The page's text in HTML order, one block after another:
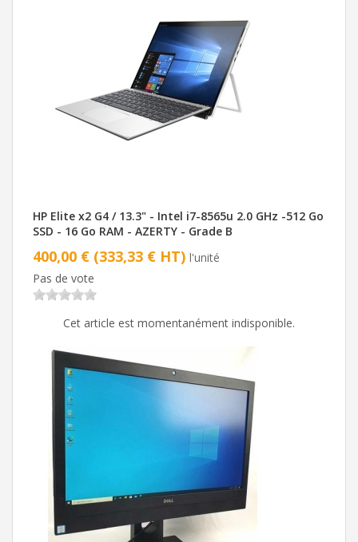
HP Elite x2 G4 / 13.3" - Intel i7-8565u 2.0 GHz -512 Go
SSD - 16 Go RAM - AZERTY - Grade B
400,00 € (333,33 € HT) l'unité
Pas de vote
Cet article est momentanément indisponible.